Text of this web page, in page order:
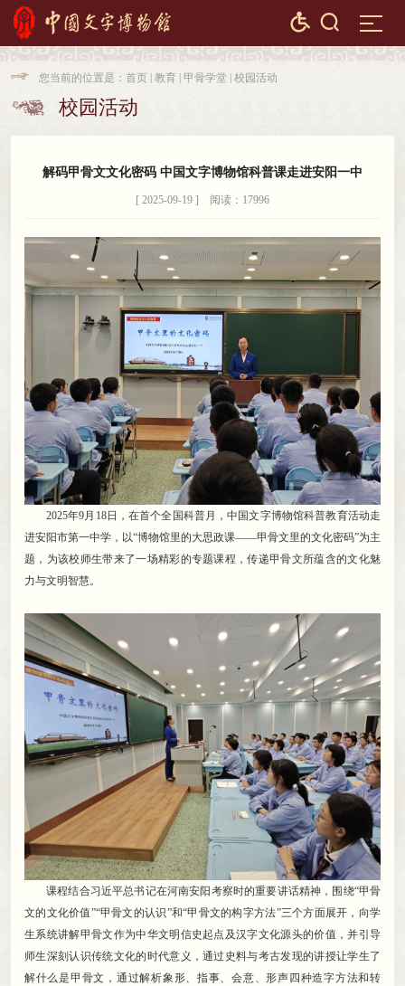
 
 校园活动
 您当前的位置是： 首页 教育 甲骨学堂 校园活动
解码甲骨文文化密码 中国文字博物馆科普课走进安阳一中
[ 2025-09-19 ] 阅读：17996
2025年9月18日 ， 在首个全国科普月，中国文字博物馆科普教育活动走
进安阳市第一中学 ， 以“博物馆里的大思政课——甲骨文里的文化密码”为主
题，为该校师生带来了一场精彩的专题课程 ，传递甲骨文所蕴含的文化魅
力与文明智慧。
课程结合习近平总书记在河南安阳考察时的重要讲话精神 ， 围绕“甲骨
文的文化价值”“甲骨文的认识”和“甲骨文的构字方法”三个方面展开，向学
生系统讲解甲骨文作为中华文明信史起点及汉字文化源头的价值 ，并引导
师生深刻认识传统文化的时代意义，通过史料与考古发现的讲授让学生了
解什么是甲骨文 ， 通过解析象形、指事、会意、形声四种造字方法和转